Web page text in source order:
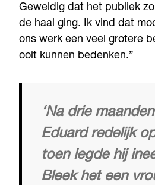
Geweldig dat het publiek
de haal ging. Ik vind dat
ons werk een veel grotere
ooit kunnen bedenken.”
‘Na drie
Eduard redelijk
toen legde hij
Bleek het een